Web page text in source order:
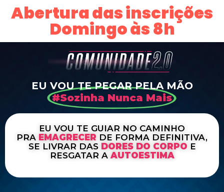
Abertura das inscrições
Domingo às 8h
EU VOU TE PEGAR PELA MÃO
#Sozinha Nunca Mais
EU VOU TE GUIAR NO CAMINHO
PRA EMAGRECER DE FORMA DEFINITIVA,
SE LIVRAR DAS DORES DO CORPO E
RESGATAR A AUTOESTIMA